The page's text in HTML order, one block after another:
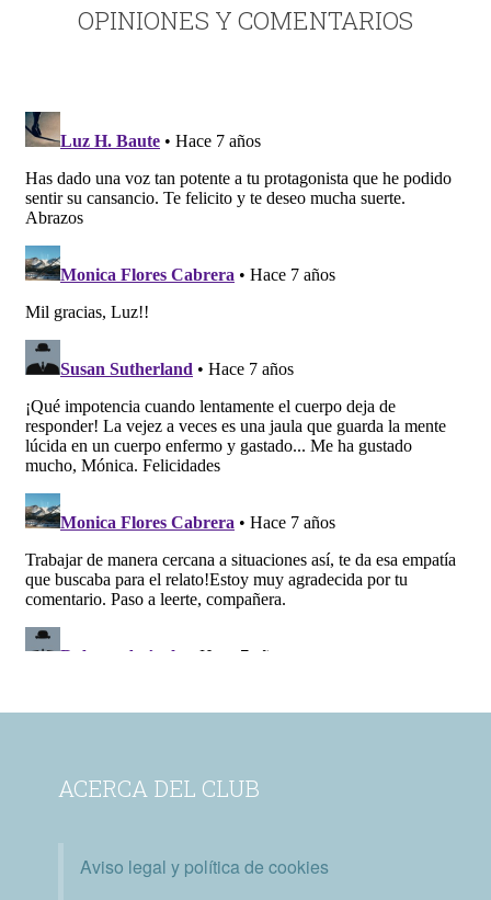
OPINIONES Y COMENTARIOS
ACERCA DEL CLUB
Aviso legal y política de cookies